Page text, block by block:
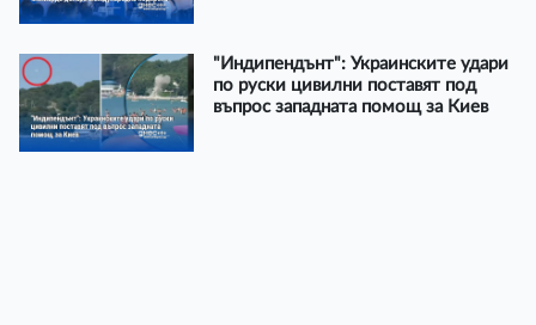
"Индипендънт": Украинските удари
по руски цивилни поставят под
въпрос западната помощ за Киев